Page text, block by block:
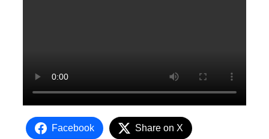
Facebook Share on X